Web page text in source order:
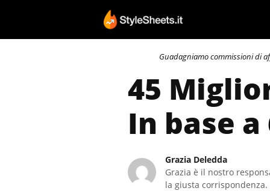
contenuto
Guadagniamo commissioni di
45
In base
Grazia Deledda
Grazia è il nostro
la giusta